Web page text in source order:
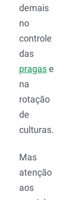
demais
no
controle
das
pragase
na
rotação
de
culturas.
Mas
atenção
aos